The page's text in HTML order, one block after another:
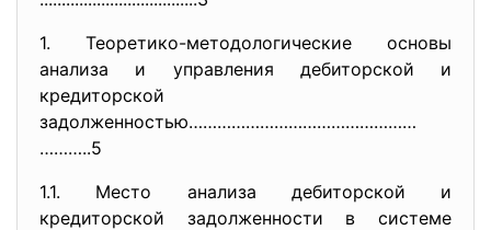
1. Теоретико-методологические основы
анализа и управления дебиторской и
кредиторской
задолженностью…………………………………………
………..5
1.1. Место анализа дебиторской и
кредиторской задолженности в системе